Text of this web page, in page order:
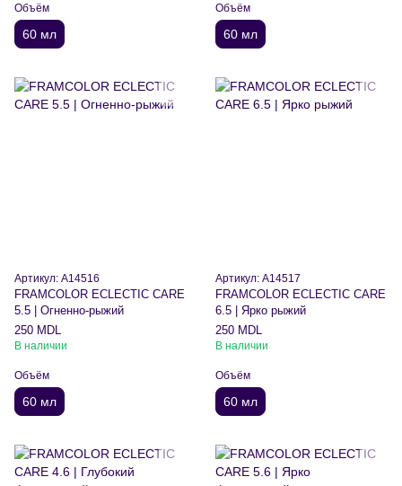
Объём
60 мл
Объём
60 мл
Артикул: A14516
FRAMCOLOR ECLECTIC CARE
5.5 | Огненно-рыжий
250 MDL
В наличии
Объём
60 мл
Артикул: A14517
FRAMCOLOR ECLECTIC CARE
6.5 | Ярко рыжий
250 MDL
В наличии
Объём
60 мл